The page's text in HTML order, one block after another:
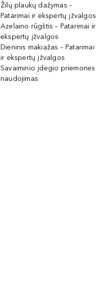
Žilų plaukų dažymas –
Patarimai ir ekspertų įžvalgos
Azelaino rūgštis – Patarimai ir
ekspertų įžvalgos
Dieninis makiažas – Patarimai
ir ekspertų įžvalgos
Savaiminio įdegio priemonės
naudojimas